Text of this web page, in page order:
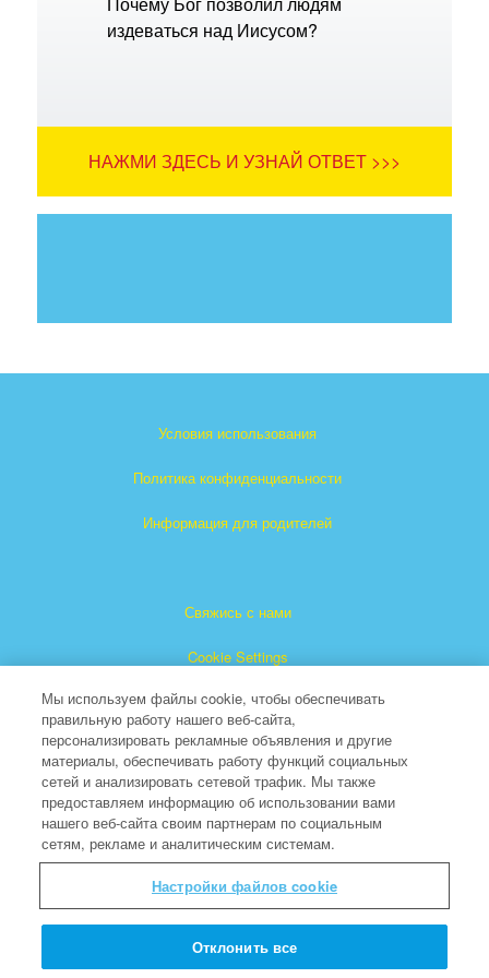
издеваться над Иисусом?
НАЖМИ ЗДЕСЬ И УЗНАЙ ОТВЕТ >>>
Условия использования
Политика конфиденциальности
Информация для родителей
Свяжись с нами
Cookie Settings
"Суперкнига" является зарегистрированной торговой
маркой The Christian Broadcasting Network, Inc.
Все права защищены.
Мы используем файлы cookie, чтобы обеспечивать
правильную работу нашего веб-сайта,
персонализировать рекламные объявления и другие
материалы, обеспечивать работу функций социальных
сетей и анализировать сетевой трафик. Мы также
предоставляем информацию об использовании вами
нашего веб-сайта своим партнерам по социальным
сетям, рекламе и аналитическим системам.
Настройки файлов cookie
Отклонить все